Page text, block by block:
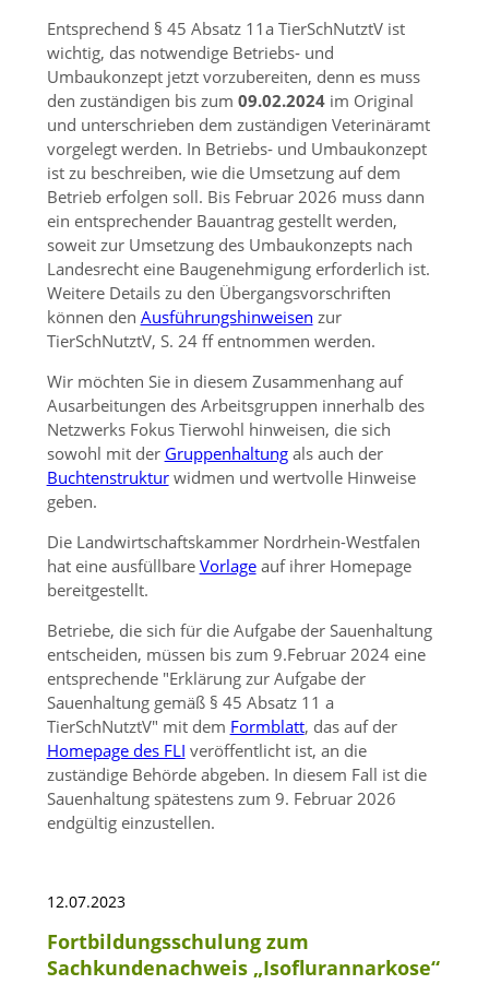
Entsprechend § 45 Absatz 11a TierSchNutztV ist
wichtig, das notwendige Betriebs‐ und
Umbaukonzept jetzt vorzubereiten, denn es muss
den zuständigen bis zum 09.02.2024im Original
und unterschrieben dem zuständigen Veterinäramt
vorgelegt werden. In Betriebs‐ und Umbaukonzept
ist zu beschreiben, wie die Umsetzung auf dem
Betrieb erfolgen soll. Bis Februar 2026 muss dann
ein entsprechender Bauantrag gestellt werden,
soweit zur Umsetzung des Umbaukonzepts nach
Landesrecht eine Baugenehmigung erforderlich ist.
Weitere Details zu den Übergangsvorschriften
können den Ausführungshinweisen zur
TierSchNutztV, S. 24 ff entnommen werden.
Wir möchten Sie in diesem Zusammenhang auf
Ausarbeitungen des Arbeitsgruppen innerhalb des
Netzwerks Fokus Tierwohl hinweisen, die sich
sowohl mit der Gruppenhaltungals auch der
Buchtenstrukturwidmen und wertvolle Hinweise
geben.
Die Landwirtschaftskammer Nordrhein-Westfalen
hat eine ausfüllbare Vorlageauf ihrer Homepage
bereitgestellt.
Betriebe, die sich für die Aufgabe der Sauenhaltung
entscheiden, müssen bis zum 9.Februar 2024 eine
entsprechende Erklärung zur Aufgabe der
Sauenhaltung gemäß § 45 Absatz 11 a
TierSchNutztV mit dem Formblatt, das auf der
Homepage des FLI veröffentlicht ist, an die
zuständige Behörde abgeben. In diesem Fall ist die
Sauenhaltung spätestens zum 9. Februar 2026
endgültig einzustellen.
12.07.2023
Fortbildungsschulung zum
Sachkundenachweis „Isoflurannarkose“